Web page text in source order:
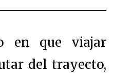
en que viajar
del trayecto,